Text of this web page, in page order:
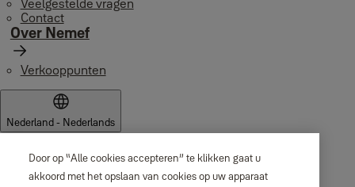
Veelgestelde vragen
Contact
Over Nemef
Verkooppunten
Nederland - Nederlands
Door op “Alle cookies accepteren” te klikken gaat u
akkoord met het opslaan van cookies op uw apparaat